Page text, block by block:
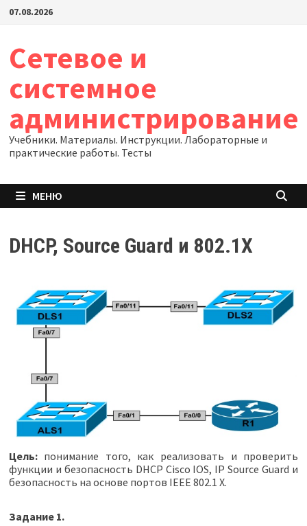
Перейти
07.08.2026
Сетевое и
системное
администрирование
Учебники. Материалы. Инструкции. Лабораторные и
практические работы. Тесты
МЕНЮ
DHCP, Source Guard и 802.1X
Цель:понимание того, как реализовать и проверить
функции и безопасность DHCP Cisco IOS, IP Source Guard и
безопасность на основе портов IEEE 802.1 X.
Задание 1.